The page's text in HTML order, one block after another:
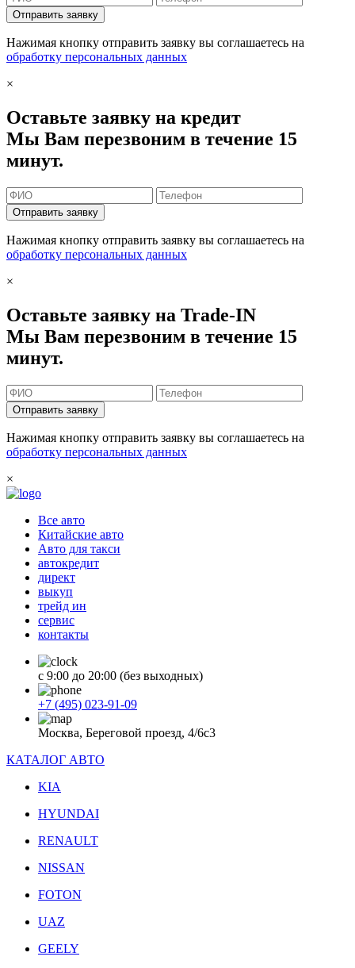
Отправить заявку
Нажимая кнопку отправить заявку вы соглашаетесь на
обработку персональных данных
×
Оставьте заявку на кредит
Мы Вам перезвоним в течение 15
минут.
Отправить заявку
Нажимая кнопку отправить заявку вы соглашаетесь на
обработку персональных данных
×
Оставьте заявку на Trade-IN
Мы Вам перезвоним в течение 15
минут.
Отправить заявку
Нажимая кнопку отправить заявку вы соглашаетесь на
обработку персональных данных
×
Все авто
Китайские авто
Авто для такси
автокредит
директ
выкуп
трейд ин
сервис
контакты
с 9:00 до 20:00 (без выходных)
+7 (495) 023-91-09
Москва, Береговой проезд, 4/6с3
КАТАЛОГ АВТО
KIA
HYUNDAI
RENAULT
NISSAN
FOTON
UAZ
GEELY